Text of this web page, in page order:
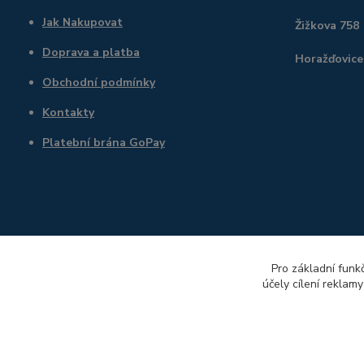
Jak Nakupovat
Doprava a platba
Obchodní podmínky
Kontakty
Platební brána GoPay
Žižkova 758
Pro základní
účely cílení